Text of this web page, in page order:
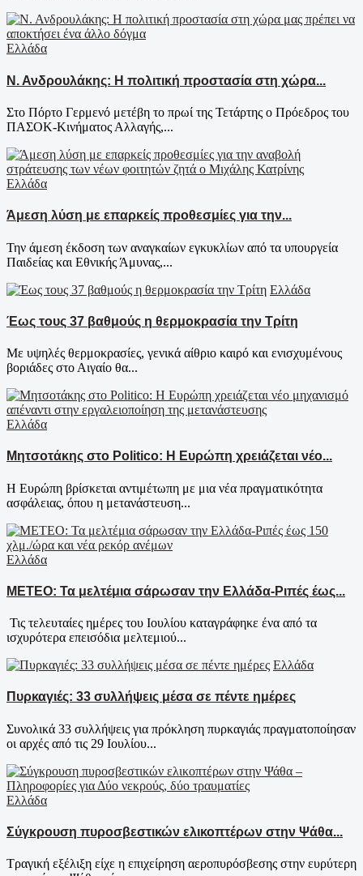
Ελλάδα
Ν. Ανδρουλάκης: Η πολιτική προστασία στη χώρα...
Στο Πόρτο Γερμενό μετέβη το πρωί της Τετάρτης ο Πρόεδρος του
ΠΑΣΟΚ-Κινήματος Αλλαγής,...
Ελλάδα
Άμεση λύση με επαρκείς προθεσμίες για την...
Την άμεση έκδοση των αναγκαίων εγκυκλίων από τα υπουργεία
Παιδείας και Εθνικής Άμυνας,...
Ελλάδα
Έως τους 37 βαθμούς η θερμοκρασία την Τρίτη
Με υψηλές θερμοκρασίες, γενικά αίθριο καιρό και ενισχυμένους
βοριάδες στο Αιγαίο θα...
Ελλάδα
Μητσοτάκης στο Politico: Η Ευρώπη χρειάζεται νέο...
Η Ευρώπη βρίσκεται αντιμέτωπη με μια νέα πραγματικότητα
ασφάλειας, όπου η μετανάστευση...
Ελλάδα
ΜΕΤΕΟ: Τα μελτέμια σάρωσαν την Ελλάδα-Ριπές έως...
Τις τελευταίες ημέρες του Ιουλίου καταγράφηκε ένα από τα
ισχυρότερα επεισόδια μελτεμιού...
Ελλάδα
Πυρκαγιές: 33 συλλήψεις μέσα σε πέντε ημέρες
Συνολικά 33 συλλήψεις για πρόκληση πυρκαγιάς πραγματοποίησαν
οι αρχές από τις 29 Ιουλίου...
Ελλάδα
Σύγκρουση πυροσβεστικών ελικοπτέρων στην Ψάθα...
Τραγική εξέλιξη είχε η επιχείρηση αεροπυρόσβεσης στην ευρύτερη